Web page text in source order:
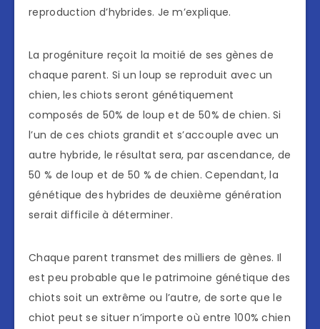
reproduction d’hybrides. Je m’explique.
La progéniture reçoit la moitié de ses gènes de
chaque parent. Si un loup se reproduit avec un
chien, les chiots seront génétiquement
composés de 50% de loup et de 50% de chien. Si
l’un de ces chiots grandit et s’accouple avec un
autre hybride, le résultat sera, par ascendance, de
50 % de loup et de 50 % de chien. Cependant, la
génétique des hybrides de deuxième génération
serait difficile à déterminer.
Chaque parent transmet des milliers de gènes. Il
est peu probable que le patrimoine génétique des
chiots soit un extrême ou l’autre, de sorte que le
chiot peut se situer n’importe où entre 100% chien